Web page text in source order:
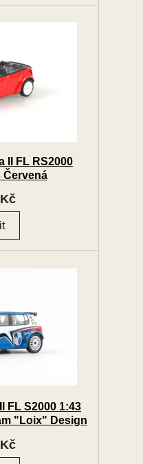
II FL RS2000
Červená
FL S2000 1:43
"Loix" Design